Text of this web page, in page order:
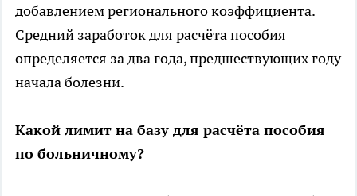
добавлением регионального коэффициента.
Средний заработок для расчёта пособия
определяется за два года, предшествующих году
начала болезни.
Какой лимит на базу для расчёта пособия
по больничному?